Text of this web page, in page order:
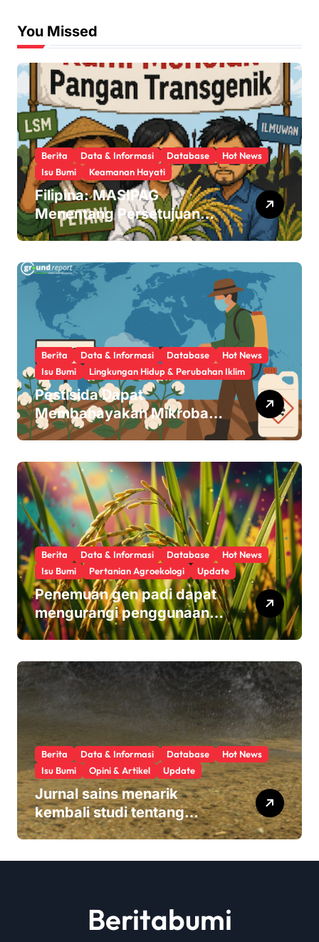
You Missed
Berita Data & Informasi Database
Hot News
Isu Bumi
Keamanan Hayati
Filipina: MASIPAG
Menentang Persetujuan
Beras Transgenik
Berita Data & Informasi Database
Hot News
Isu Bumi
Lingkungan Hidup & Perubahan Iklim
Pestisida Dapat
Membahayakan Mikroba
Usus Kita
Berita Data & Informasi Database
Hot News
Isu Bumi
Pertanian Agroekologi Update
Penemuan gen padi dapat
mengurangi penggunaan
pupuk sekaligus melindungi
Berita Data & Informasi Database
Hot News
Isu Bumi
Opini & Artikel Update
Jurnal sains menarik
kembali studi tentang
keamanan Monsanto
Beritabumi